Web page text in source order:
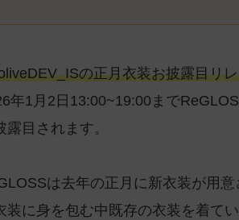
の正月衣装お披露目リ
年1月2日13:00~19:00まで
露目されます。
は去年の正月に新衣装が用
装に身を包む中既存の衣装を着て